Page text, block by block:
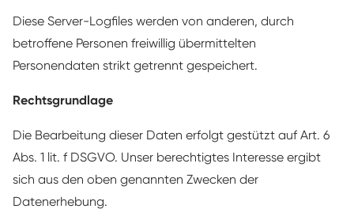
Diese Server-Logfiles werden von anderen, durch
betroffene Personen freiwillig übermittelten
Personendaten strikt getrennt gespeichert.
Rechtsgrundlage
Die Bearbeitung dieser Daten erfolgt gestützt auf Art. 6
Abs. 1 lit. f DSGVO. Unser berechtigtes Interesse ergibt
sich aus den oben genannten Zwecken der
Datenerhebung.